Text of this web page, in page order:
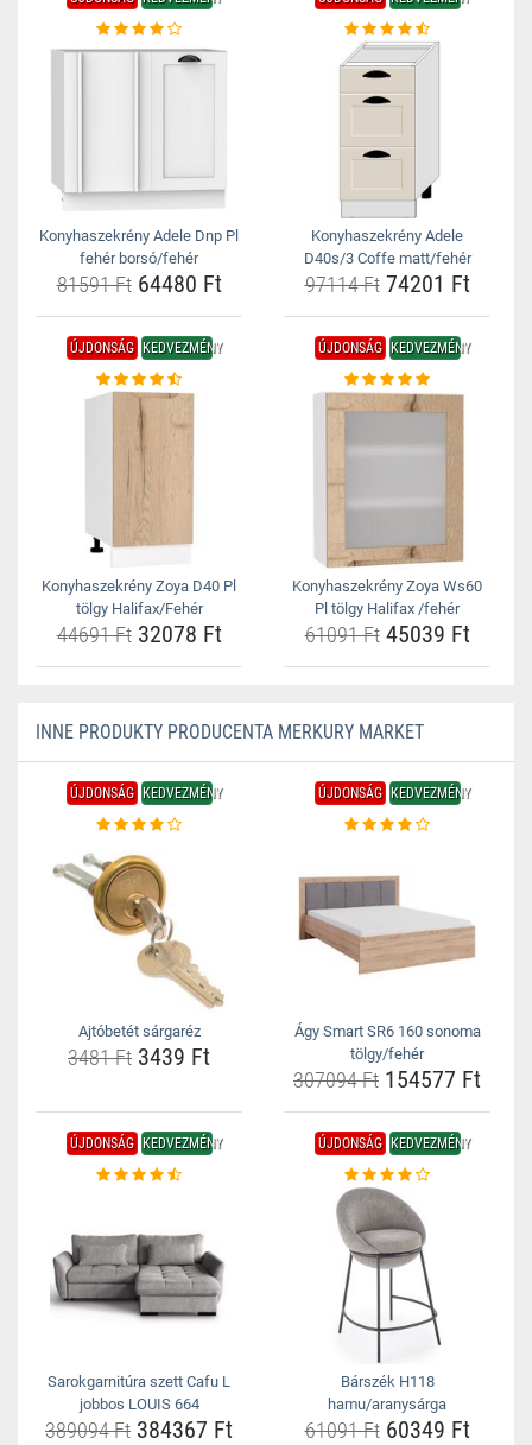
Konyhaszekrény Adele Dnp Pl
fehér borsó/fehér
81591 Ft64480 Ft
Konyhaszekrény Adele
D40s/3 Coffe matt/fehér
97114 Ft74201 Ft
ÚJDONSÁG KEDVEZMÉNY
Konyhaszekrény Zoya D40 Pl
tölgy Halifax/Fehér
44691 Ft32078 Ft
ÚJDONSÁG KEDVEZMÉNY
Konyhaszekrény Zoya Ws60
Pl tölgy Halifax /fehér
61091 Ft45039 Ft
INNE PRODUKTY PRODUCENTA MERKURY MARKET
ÚJDONSÁG KEDVEZMÉNY
Ajtóbetét sárgaréz
3481 Ft 3439 Ft
ÚJDONSÁG KEDVEZMÉNY
Ágy Smart SR6 160 sonoma
tölgy/fehér
307094 Ft 154577 Ft
ÚJDONSÁG KEDVEZMÉNY
Sarokgarnitúra szett Cafu L
jobbos LOUIS 664
389094 Ft 384367 Ft
ÚJDONSÁG KEDVEZMÉNY
Bárszék H118
hamu/aranysárga
61091 Ft60349 Ft